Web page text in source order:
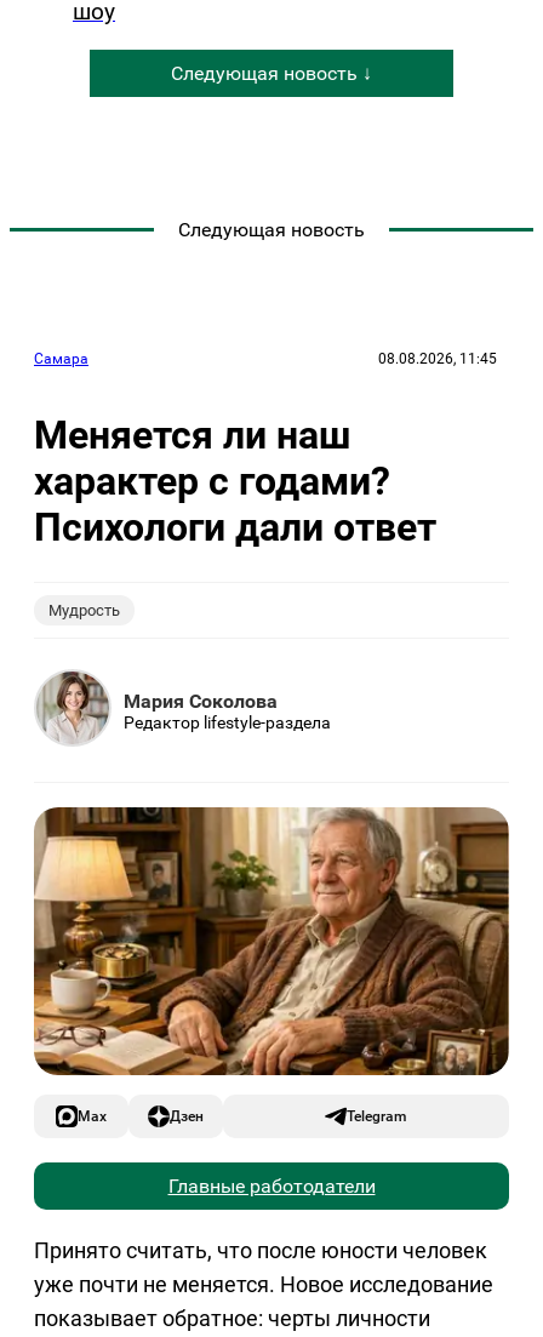
шоу
Следующая новость ↓
Следующая новость
Самара 08.08.2026, 11:45
Меняется ли наш
характер с годами?
Психологи дали ответ
Мудрость
Мария Соколова
Редактор lifestyle-раздела
Max Дзен Telegram
Главные работодатели
Принято считать, что после юности человек
уже почти не меняется. Новое исследование
показывает обратное: черты личности